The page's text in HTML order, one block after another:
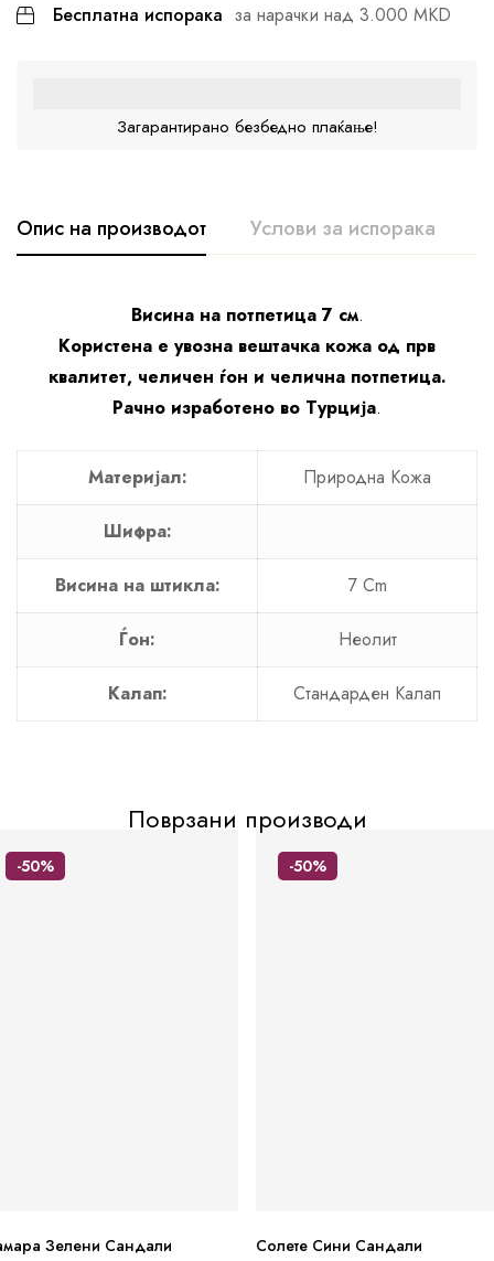
Бесплатна испорака за нарачки над 3.000 MKD
Загарантирано безбедно плаќање!
Опис на производот Услови за испорака
Висина на потпетица 7 см.
Користена е увозна вештачка кожа од прв
квалитет, челичен ѓон и челична потпетица.
Рачно изработено во Турција.
Материјал: Природна Кожа
Шифра:
Висина на штикла: 7 Cm
Ѓон: Неолит
Калап: Стандарден Калап
Поврзани производи
-50%
Зелени Сандали
-50%
Солете Сини Сандали